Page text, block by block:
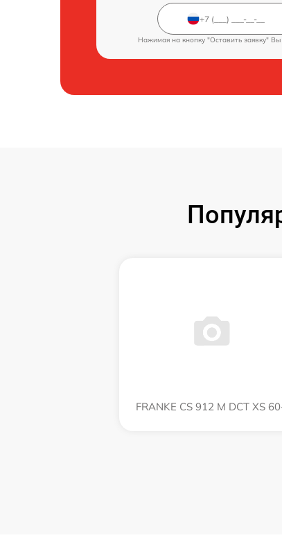
Нажимая на кнопку "Оставить заявку" Вы
FRANKE CS 912 M DCT XS